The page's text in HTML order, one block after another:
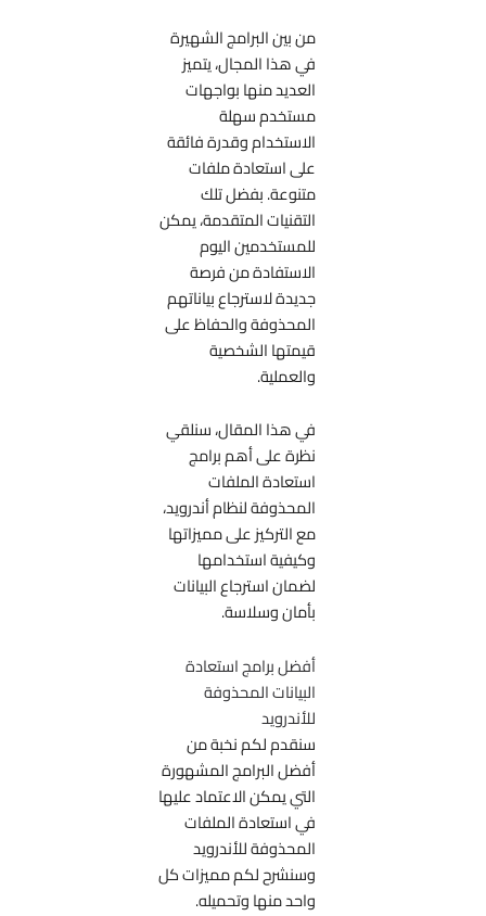
من بين البرامج الشهيرة
في هذا المجال، يتميز
العديد منها بواجهات
مستخدم سهلة
الاستخدام وقدرة فائقة
على استعادة ملفات
متنوعة. بفضل تلك
التقنيات المتقدمة، يمكن
للمستخدمين اليوم
الاستفادة من فرصة
جديدة لاسترجاع بياناتهم
المحذوفة والحفاظ على
قيمتها الشخصية
والعملية.
في هذا المقال، سنلقي
نظرة على أهم برامج
استعادة الملفات
المحذوفة لنظام أندرويد،
مع التركيز على مميزاتها
وكيفية استخدامها
لضمان استرجاع البيانات
بأمان وسلاسة.
أفضل برامج استعادة
البيانات المحذوفة
للأندرويد
سنقدم لكم نخبة من
أفضل البرامج المشهورة
التي يمكن الاعتماد عليها
في استعادة الملفات
المحذوفة للأندرويد
وسنشرح لكم مميزات كل
واحد منها وتحميله.